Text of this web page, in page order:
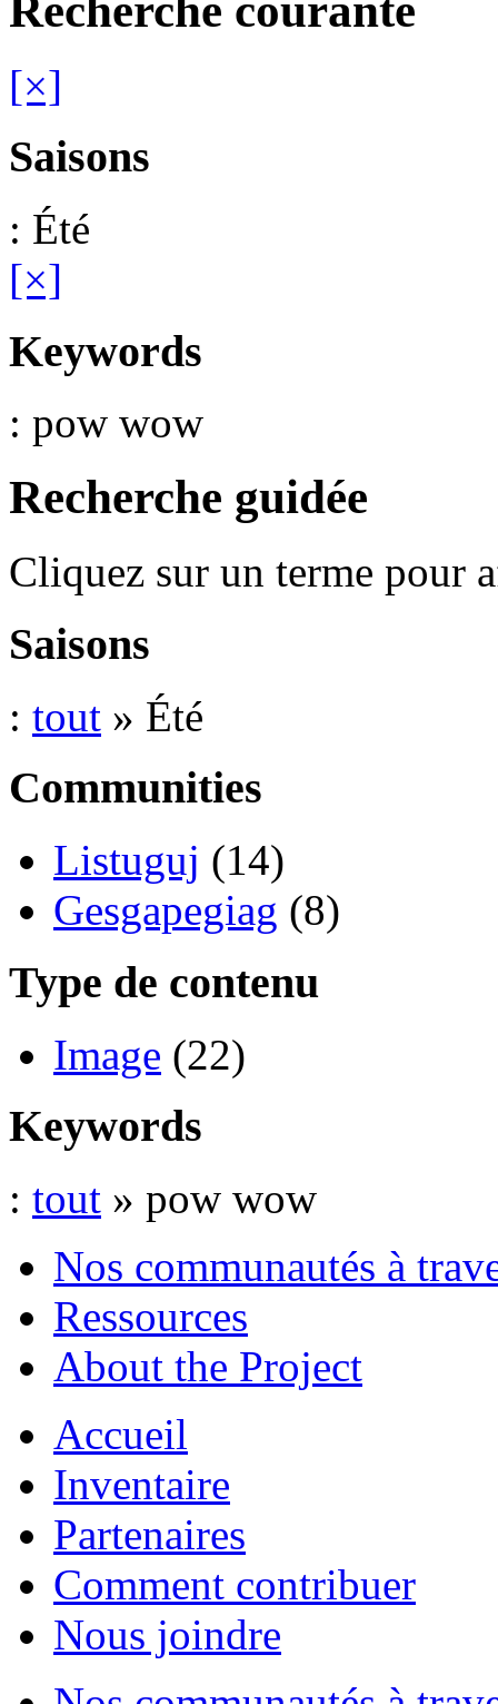
[×]
Saisons
: Été
[×]
Keywords
: pow wow
Recherche guidée
Cliquez sur un terme pour
Saisons
: tout » Été
Communities
Listuguj (14)
Gesgapegiag (8)
Type de contenu
Image (22)
Keywords
: tout » pow wow
Nos communautés à
Ressources
About the Project
Accueil
Inventaire
Partenaires
Comment contribuer
Nous joindre